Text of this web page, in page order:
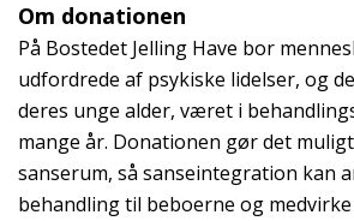
Om donationen
På Bostedet Jelling Have bor
udfordrede af psykiske lidelser, og
deres unge alder, været i
mange år. Donationen gør det
sanserum, så sanseintegration kan
behandling til beboerne og